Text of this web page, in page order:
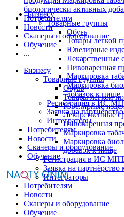
Бизнесу
Товарные группы
Обувь
Товары легкой
Ювелирные
Лекарственные
Пивоваренная
Маркировка
Маркировка
добавок к пище
Регистрация в ИС
Заявка на
Интеграторы
Потребителям
Новости
Сканеры и оборудование
Обучение
биологически активных
Потребителям
Новости
Сканеры и оборудование
Обучение
...
Бизнесу
Товарные группы
Обувь
Товары легкой
Ювелирные
Лекарственные
Пивоваренная
Маркировка
Маркировка
добавок к пище
Регистрация в ИС
Заявка на партнёрство
Интеграторы
Потребителям
Новости
Сканеры и оборудование
Обучение